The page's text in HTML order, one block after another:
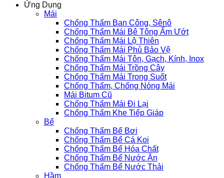
Ứng Dụng
Mái
Chống Thấm Ban Công, Sênô
Chống Thấm Mái Bê Tông Ẩm Ướt
Chống Thấm Mái Lộ Thiên
Chống Thấm Mái Phủ Bảo Vệ
Chống Thấm Mái Tôn, Gạch, Kính, Inox
Chống Thấm Mái Trồng Cây
Chống Thấm Mái Trong Suốt
Chống Thấm, Chống Nóng Mái
Mái Bitum Cũ
Chống Thấm Mái Đi Lại
Chống Thấm Khe Tiếp Giáp
Bể
Chống Thấm Bể Bơi
Chống Thấm Bể Cá Koi
Chống Thấm Bể Hóa Chất
Chống Thấm Bể Nước Ăn
Chống Thấm Bể Nước Thải
Hầm